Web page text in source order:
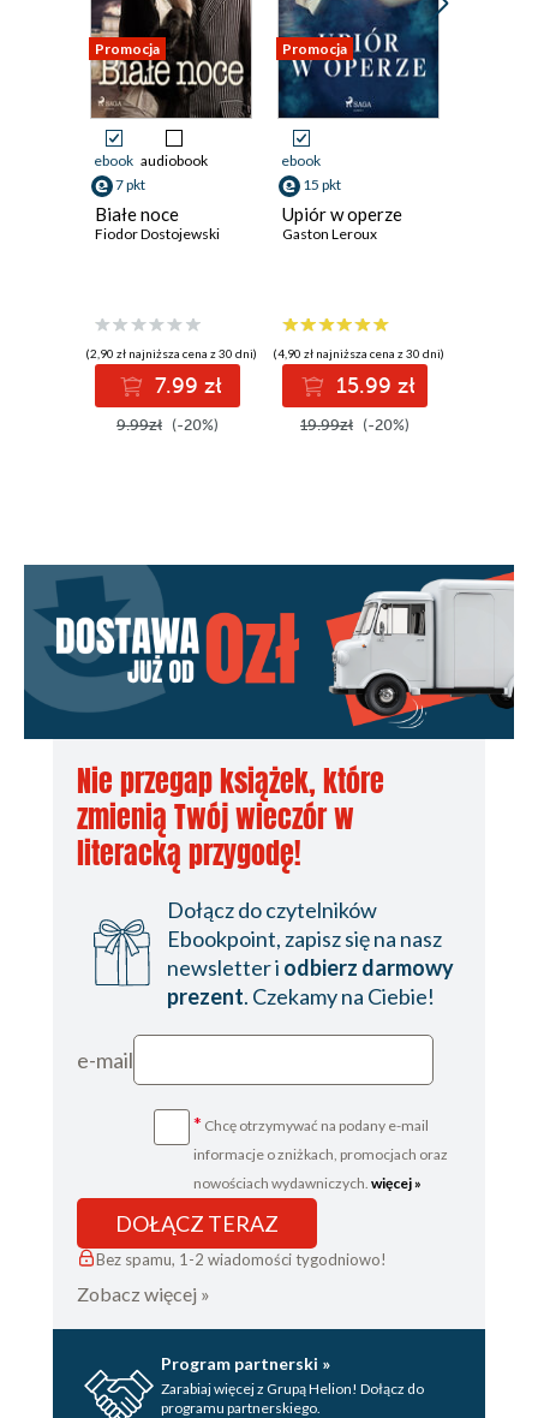
Promocja
ebook audiobook
7 pkt
Białe noce
Fiodor Dostojewski
(2,90 zł najniższa cena z 30 dni)
7.99 zł
9.99zł (-20%)
Promocja
ebook
15 pkt
Upiór w operze
Gaston Leroux
(4,90 zł najniższa cena z 30 dni)
15.99 zł
19.99zł (-20%)
Nie przegap książek, które
zmienią Twój wieczór w
literacką przygodę!
Dołącz do czytelników
Ebookpoint, zapisz się na nasz
newsletter i odbierz darmowy
prezent. Czekamy na Ciebie!
e-mail
* Chcę otrzymywać na podany e-mail
informacje o zniżkach, promocjach oraz
nowościach wydawniczych. więcej »
DOŁĄCZ TERAZ
Bez spamu, 1-2 wiadomości tygodniowo!
Zobacz więcej »
Program partnerski »
Zarabiaj więcej z Grupą Helion! Dołącz do
programu partnerskiego.